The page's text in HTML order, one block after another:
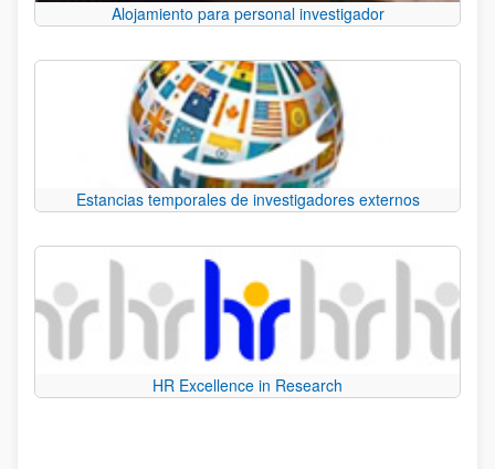
Alojamiento para personal investigador
Estancias temporales de investigadores externos
HR Excellence in Research